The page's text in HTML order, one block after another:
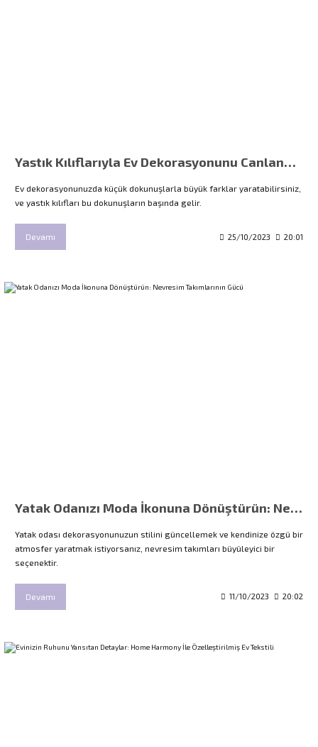
Yastık Kılıflarıyla Ev Dekorasyonunu Canlandırın
Ev dekorasyonunuzda küçük dokunuşlarla büyük farklar yaratabilirsiniz,
ve yastık kılıfları bu dokunuşların başında gelir.
Devamı 25/10/2023 20:01
Yatak Odanızı Moda İkonuna Dönüştürün: Nevresim Takımlarının Gücü
Yatak odası dekorasyonunuzun stilini güncellemek ve kendinize özgü bir
atmosfer yaratmak istiyorsanız, nevresim takımları büyüleyici bir
seçenektir.
Devamı 11/10/2023 20:02